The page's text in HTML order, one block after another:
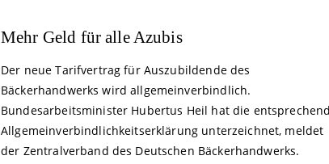
Mehr Geld für alle Azubis
Der neue Tarifvertrag für Auszubildende des
Bäckerhandwerks wird allgemeinverbindlich.
Bundesarbeitsminister Hubertus Heil hat die
Allgemeinverbindlichkeitserklärung unterzeichnet, meldet
der Zentralverband des Deutschen Bäckerhandwerks.